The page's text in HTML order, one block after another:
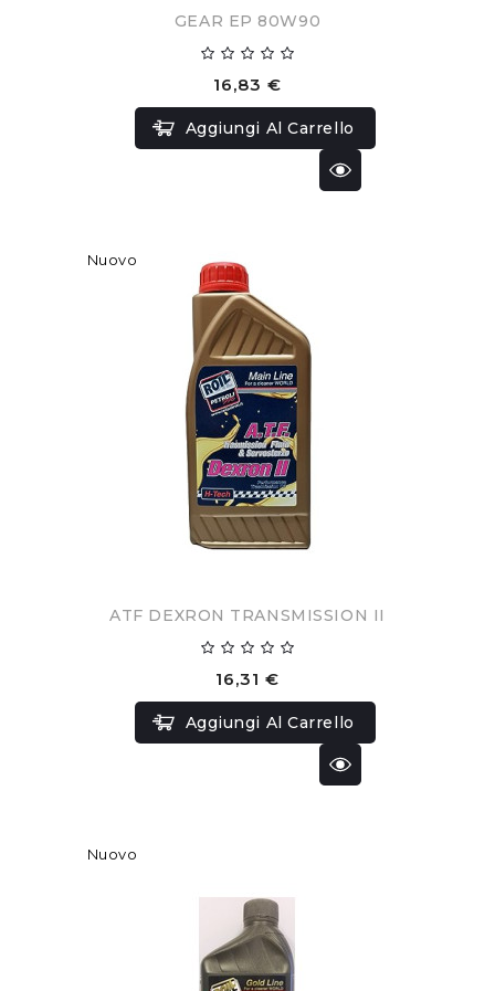
GEAR EP 80W90
16,83 €
Aggiungi Al Carrello
Nuovo
ATF DEXRON TRANSMISSION II
16,31 €
Aggiungi Al Carrello
Nuovo